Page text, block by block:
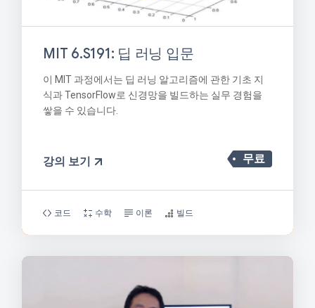
MIT 6.S191: 딥 러닝 입문
이 MIT 과정에서는 딥 러닝 알고리즘에 관한 기초 지
식과 TensorFlow로 신경망을 빌드하는 실무 경험을
쌓을 수 있습니다.
무료
강의 보기
코드 수학 이론 빌드